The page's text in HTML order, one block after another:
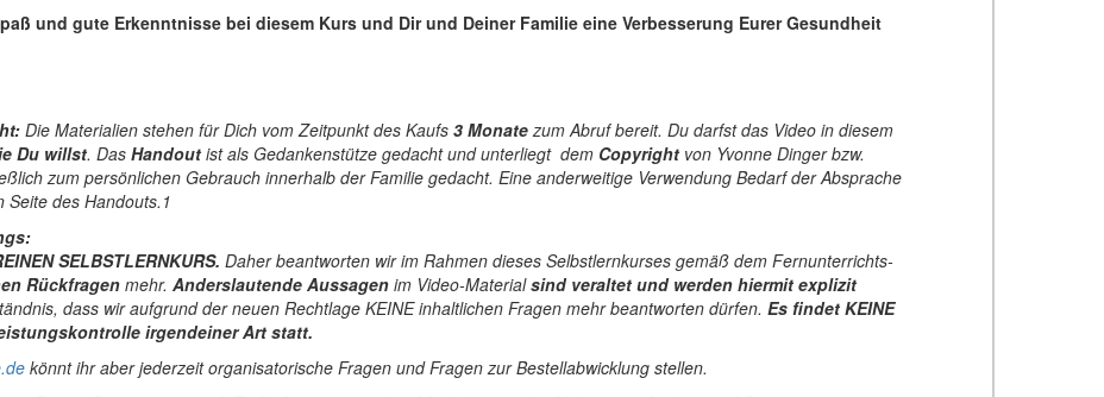
und gute Erkenntnisse bei diesem Kurs und Dir und Deiner Familie eine Verbesserung Eurer Gesundheit
Die Materialien stehen für Dich vom Zeitpunkt des Kaufs 3 Monate zum Abruf bereit. Du darfst das Video in diesem
Du willst. Das Handout ist als Gedankenstütze gedacht und unterliegt dem Copyright von Yvonne Dinger bzw.
zum persönlichen Gebrauch innerhalb der Familie gedacht. Eine anderweitige Verwendung Bedarf der Absprache
Seite des Handouts.1
SELBSTLERNKURS. Daher beantworten wir im Rahmen dieses Selbstlernkurses gemäß dem Fernunterrichts-
Rückfragen mehr. Anderslautende Aussagen im Video-Materialsind veraltet und werden hiermit explizit
dass wir aufgrund der neuen Rechtlage KEINE inhaltlichen Fragen mehr beantworten dürfen. Es findet KEINE
irgendeiner Art statt.
könnt ihr aber jederzeit organisatorische Fragen und Fragen zur Bestellabwicklung stellen.